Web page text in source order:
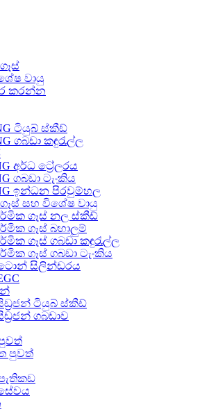
වායු
කරන්න
ටියුබ් ස්කීඩ්
ගබඩා කඳුරැල්ල
අර්ධ ට්‍රේලරය
ගබඩා ටැංකිය
ඉන්ධන පිරවුම්හල
සහ විශේෂ වායු
ගෑස් නල ස්කීඩ්
ගෑස් බහාලුම්
ගෑස් ගබඩා කඳුරැල්ල
ගෑස් ගබඩා ටැංකිය
සිලින්ඩරය
ටියුබ් ස්කීඩ්
ගබඩාව
පුවත්